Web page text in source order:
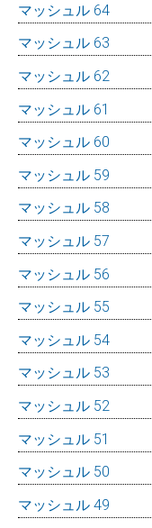
マッシュル 64
マッシュル 63
マッシュル 62
マッシュル 61
マッシュル 60
マッシュル 59
マッシュル 58
マッシュル 57
マッシュル 56
マッシュル 55
マッシュル 54
マッシュル 53
マッシュル 52
マッシュル 51
マッシュル 50
マッシュル 49